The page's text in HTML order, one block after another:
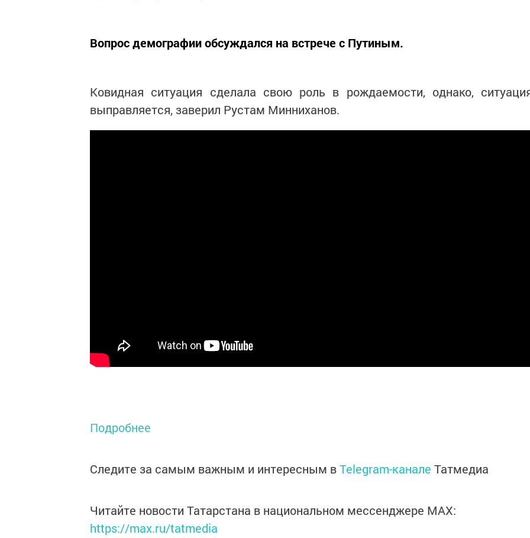
Вопрос демографии обсуждался на встрече с Путиным.
Ковидная ситуация сделала свою роль в рождаемости, однако,
выправляется, заверил Рустам Минниханов.
Подробнее
Следите за самым важным и интересным вTelegram-канале Татмедиа
Читайте новости Татарстана в национальном мессенджере MАХ:
https://max.ru/tatmedia